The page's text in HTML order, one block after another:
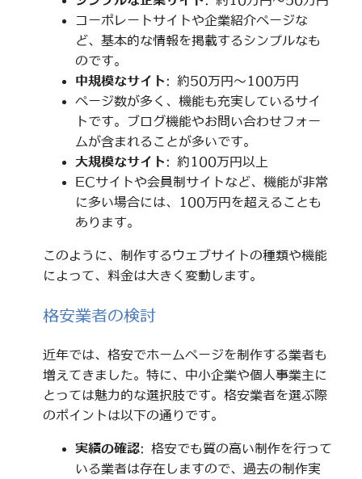
コーポレートサイトや企業紹介ページな
ど、基本的な情報を掲載するシンプルなも
のです。
中規模なサイト: 約50万円～100万円
ページ数が多く、機能も充実しているサイ
トです。ブログ機能やお問い合わせフォー
ムが含まれることが多いです。
大規模なサイト: 約100万円以上
ECサイトや会員制サイトなど、機能が非常
に多い場合には、100万円を超えることも
あります。
このように、制作するウェブサイトの種類や機能
によって、料金は大きく変動します。
格安業者の検討
近年では、格安でホームページを制作する業者も
増えてきました。特に、中小企業や個人事業主に
とっては魅力的な選択肢です。格安業者を選ぶ際
のポイントは以下の通りです。
実績の確認: 格安でも質の高い制作を行って
いる業者は存在しますので、過去の制作実